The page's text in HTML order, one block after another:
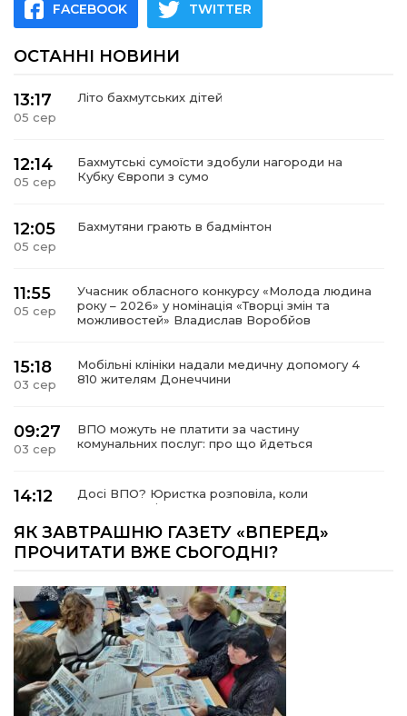
FACEBOOK TWITTER
ОСТАННІ НОВИНИ
13:17
05 сер
Літо бахмутських дітей
12:14
05 сер
Бахмутські сумоїсти здобули нагороди на
Кубку Європи з сумо
12:05
05 сер
Бахмутяни грають в бадмінтон
11:55
05 сер
Учасник обласного конкурсу «Молода людина
року – 2026» у номінація «Творці змін та
можливостей» Владислав Воробйов
15:18
03 сер
Мобільні клініки надали медичну допомогу 4
810 жителям Донеччини
09:27
03 сер
ВПО можуть не платити за частину
комунальних послуг: про що йдеться
14:12
Досі ВПО? Юристка розповіла, коли
переселенці втрачають виплати та статус
01 сер
Аліна Кулик
15:58
31 лип
Літо в Жовтих Водах
15:30
Бахмутяни відвідали Музей науки
ЯК ЗАВТРАШНЮ ГАЗЕТУ «ВПЕРЕД»
ПРОЧИТАТИ ВЖЕ СЬОГОДНІ?